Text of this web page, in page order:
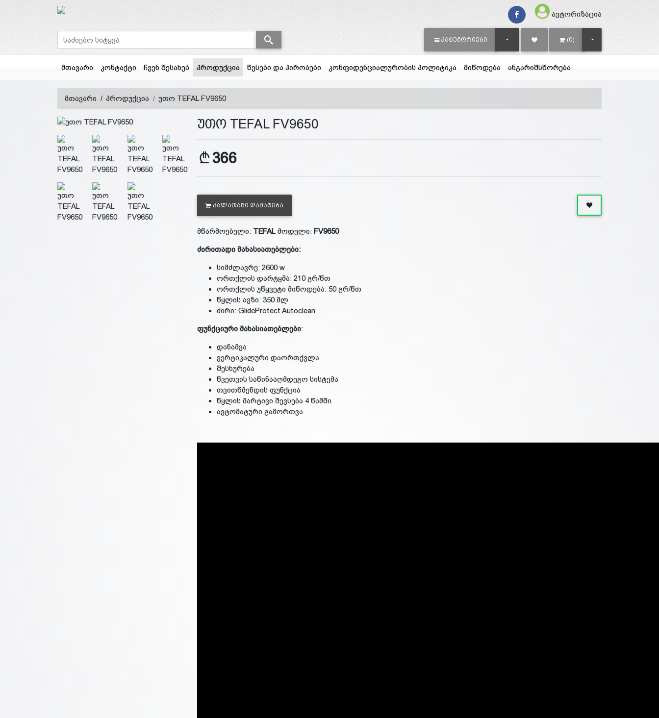
ავტორიზაცია
ᲙᲐᲢᲔᲒᲝᲠᲘᲔᲑᲘ TOGGLE DROPDOWN(0) TOGGLE DROPDOWN
მთავარი კონტაქტი ჩვენ შესახებ პროდუქცია(current)
წესები და პირობები კონფიდენციალურობის პოლიტიკა მიწოდება ანგარიშსწორება
მთავარი პროდუქცია უთო TEFAL FV9650
უთო TEFAL FV9650
366
ᲙᲐᲚᲐᲗᲐᲨᲘ ᲓᲐᲛᲐᲢᲔᲑᲐ
მწარმოებელი: TEFAL მოდელი: FV9650
ძირითადი მახასიათებლები:
სიმძლავრე: 2600 w
ორთქლის დარტყმა: 210 გრ/წთ
ორთქლის უწყვეტი მიწოდება: 50 გრ/წთ
წყლის ავზი: 350 მლ
ძირი: GlideProtect Autoclean
ფუნქციური მახასიათებლები:
დანამვა
ვერტიკალური დაორთქვლა
შესხურება
წვეთვის საწინააღმდეგო სისტემა
თვითწმენდის ფუნქცია
წყლის მარტივი შევსება 4 წამში
ავტომატური გამორთვა